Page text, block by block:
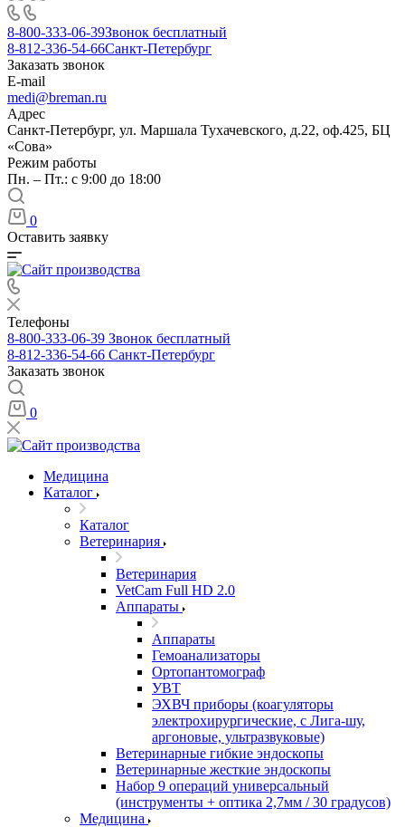
8-800-333-06-39Звонок бесплатный
8-812-336-54-66Санкт-Петербург
Заказать звонок
E-mail
medi@breman.ru
Адрес
Санкт-Петербург, ул. Маршала Тухачевского, д.22, оф.425, БЦ
«Сова»
Режим работы
Пн. – Пт.: с 9:00 до 18:00
0
Оставить заявку
Телефоны
8-800-333-06-39 Звонок бесплатный
8-812-336-54-66 Санкт-Петербург
Заказать звонок
0
Медицина
Каталог
Каталог
Ветеринария
Ветеринария
VetCam Full HD 2.0
Аппараты
Аппараты
Гемоанализаторы
Ортопантомограф
УВТ
ЭХВЧ приборы (коагуляторы
электрохирургические, с Лига-шу,
аргоновые, ультразвуковые)
Ветеринарные гибкие эндоскопы
Ветеринарные жесткие эндоскопы
Набор 9 операций универсальный
(инструменты + оптика 2,7мм / 30 градусов)
Медицина